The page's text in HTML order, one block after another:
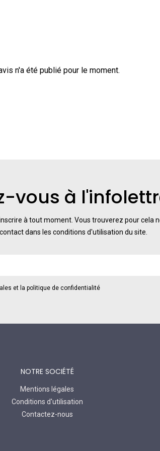
n'a été publié pour le moment.
vous à
à tout moment. Vous trouverez pour cela
dans les conditions d'utilisation du site.
et la politique de confidentialité
NOTRE SOCIÉTÉ
Mentions légales
Conditions d'utilisation
Contactez-nous